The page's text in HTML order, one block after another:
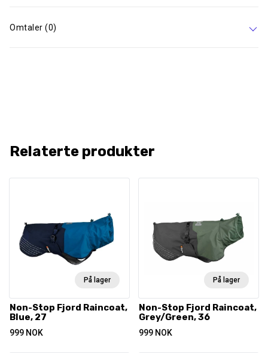
Omtaler (0)
Relaterte produkter
På lager
Non-Stop Fjord Raincoat,
Blue, 27
999 NOK
På lager
Non-Stop Fjord Raincoat,
Grey/Green, 36
999 NOK